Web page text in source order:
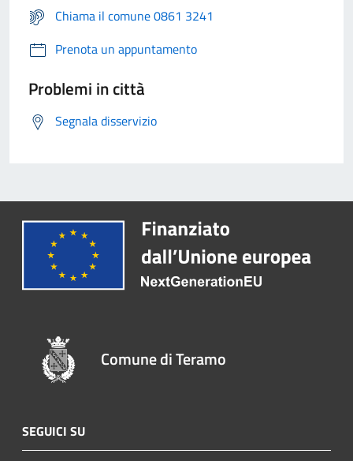
Chiama il comune 0861 3241
Prenota un appuntamento
Problemi in città
Segnala disservizio
Comune di Teramo
SEGUICI SU